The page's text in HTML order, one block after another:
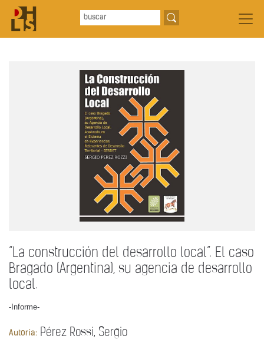
“La construcción del desarrollo local”. El caso
Bragado (Argentina), su agencia de desarrollo
local.
-Informe-
Autoría: Pérez Rossi, Sergio